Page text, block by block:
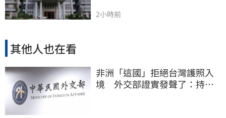
2小時前
其他人也在看
非洲「這國」拒絕台灣護照入
境 外交部證實發聲了：持續